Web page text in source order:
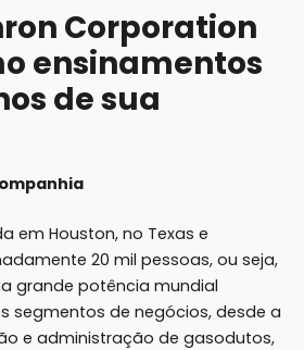
Corporation
ensinamentos
de sua
em Houston, no Texas e
20 mil pessoas, ou seja,
grande potência mundial
segmentos de negócios, desde a
e administração de gasodutos,